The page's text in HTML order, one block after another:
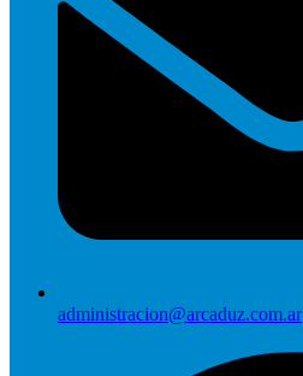
administracion@arcaduz.com.ar